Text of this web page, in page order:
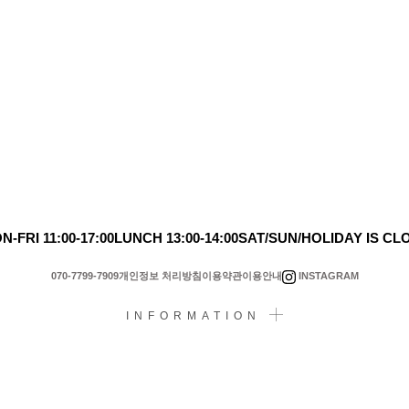
FRI 11:00-17:00LUNCH 13:00-14:00SAT/SUN/HOLIDAY IS
070-7799-7909개인정보 처리방침 이용약관이용안내 INSTAGRAM
INFORMATION